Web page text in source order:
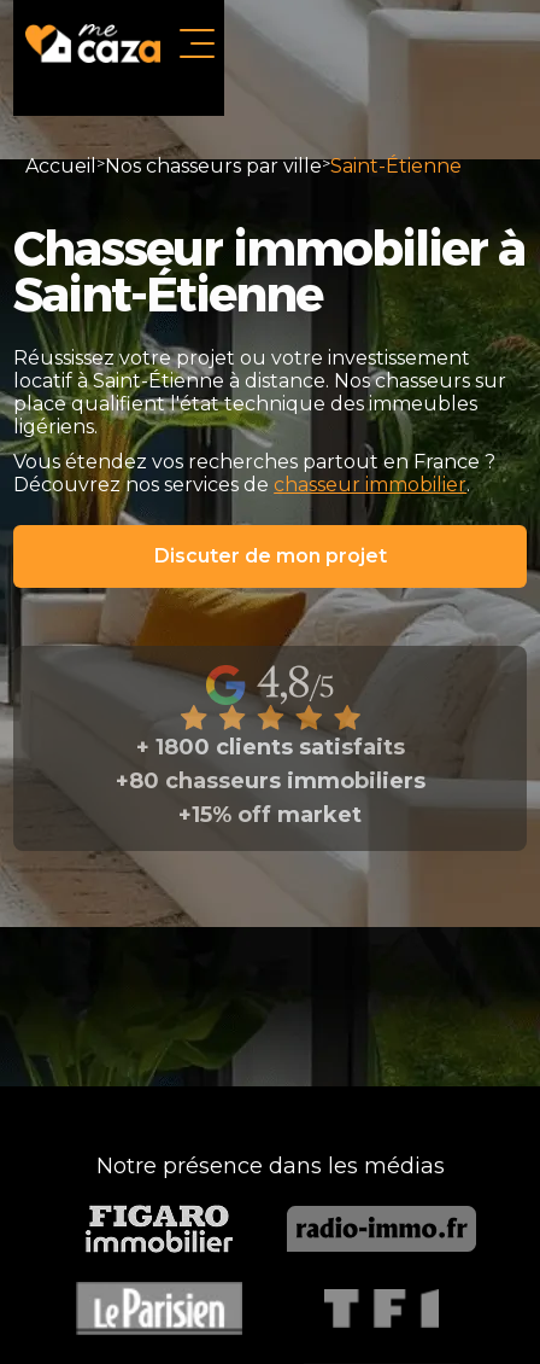
Accueil>Nos chasseurs par ville>Saint-Étienne
Chasseur immobilier à
Saint-Étienne
Réussissez votre projet ou votre investissement
locatif à Saint-Étienne à distance. Nos chasseurs sur
place qualifient l'état technique des immeubles
ligériens.
Vous étendez vos recherches partout en France ?
Découvrez nos services dechasseur immobilier.
Discuter de mon projet
+ 1800 clients satisfaits
+80 chasseurs immobiliers
+15% off market
Notre présence dans les médias